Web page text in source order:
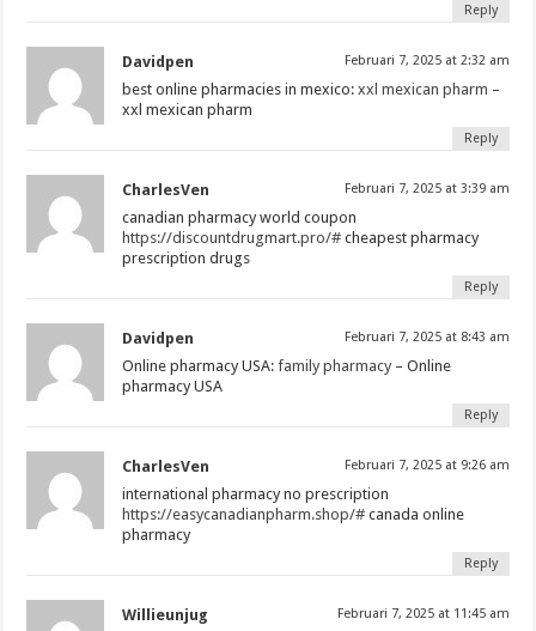
Reply
Davidpen Februari 7, 2025 at 2:32 am
best online pharmacies in mexico:xxl mexican pharm –
xxl mexican pharm
Reply
CharlesVen Februari 7, 2025 at 3:39 am
canadian pharmacy world coupon
https://discountdrugmart.pro/# cheapest pharmacy
prescription drugs
Reply
Davidpen Februari 7, 2025 at 8:43 am
Online pharmacy USA:family pharmacy – Online
pharmacy USA
Reply
CharlesVen Februari 7, 2025 at 9:26 am
international pharmacy no prescription
https://easycanadianpharm.shop/# canada online
pharmacy
Reply
Willieunjug Februari 7, 2025 at 11:45 am